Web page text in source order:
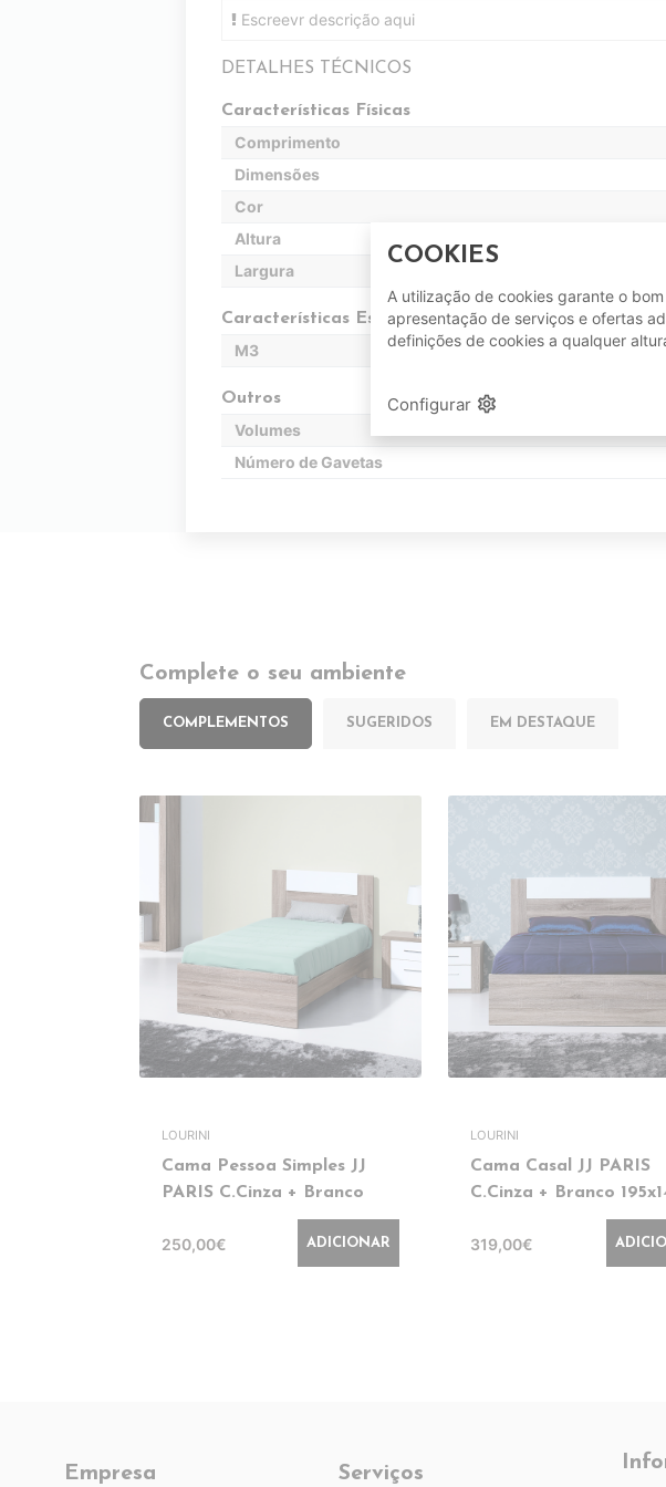
Escreevr descrição aqui
DETALHES TÉCNICOS
Características Físicas
Comprimento
Dimensões
Cor
Altura
Largura
Características Específicas
M3
Outros
Volumes
Número de Gavetas
Complete o seu ambiente
COMPLEMENTOS SUGERIDOS EM DESTAQUE
LOURINI
Cama Pessoa Simples JJ
PARIS C.Cinza + Branco
250,00€ ADICIONAR
LOURINI
Cama Casal JJ PARIS
C.Cinza + Branco
319,00€
Empresa Serviços
COOKIES
A utilização de cookies garante o
apresentação de serviços e ofertas
definições de cookies a qualquer
Configurar settings